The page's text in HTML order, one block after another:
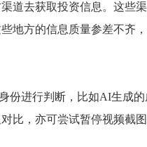
道去获取投资信息。这些
地方的信息质量参差不齐
份进行判断，比如AI生成
比，亦可尝试暂停视频截